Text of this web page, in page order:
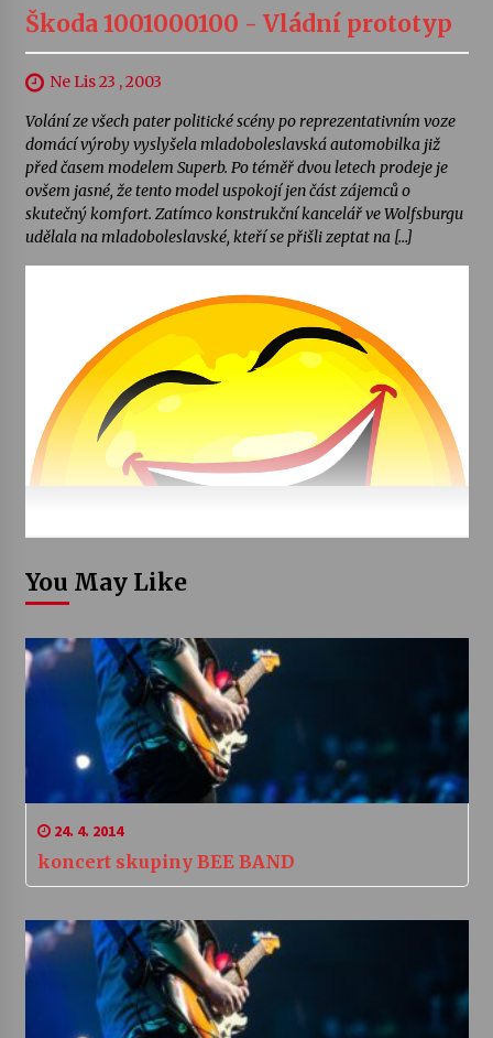
Škoda 1001000100 - Vládní prototyp
Ne Lis 23 , 2003
Volání ze všech pater politické scény po reprezentativním voze
domácí výroby vyslyšela mladoboleslavská automobilka již
před časem modelem Superb. Po téměř dvou letech prodeje je
ovšem jasné, že tento model uspokojí jen část zájemců o
skutečný komfort. Zatímco konstrukční kancelář ve Wolfsburgu
udělala na mladoboleslavské, kteří se přišli zeptat na […]
You May Like
24. 4. 2014
koncert skupiny BEE BAND